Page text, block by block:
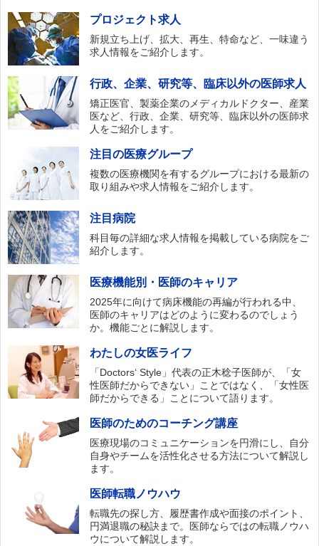
プロジェクト求人
新規立ち上げ、拡大、再生、特命など、一味違う
求人情報をご紹介します。
行政、企業、研究等、臨床以外の医師求人
矯正医官、製薬企業のメディカルドクター、産業
医など、行政、企業、研究等、臨床以外の医師求
人をご紹介します。
注目の医療グループ
複数の医療機関を有するグループにおける最新の
取り組みや求人情報をご紹介します。
注目病院
科目毎の詳細な求人情報を掲載している病院をご
紹介します。
医療機能別・医師のキャリア
2025年に向けて病床機能の再編が行われる中、
医師のキャリアはどのように変わるのでしょう
か。機能ごとに解説します。
わたしの女医ライフ
「Doctors‘ Style」代表の正木稔子医師が、「女
性医師だからできない」ことではなく、「女性医
師だからできる」ことについて語ります。
医師のためのコーチング講座
医療現場のコミュニケーションを円滑にし、自分
自身やチームを活性化させる方法について解説し
ます。
医師転職ノウハウ
転職先の探し方、履歴書作成や面接のポイント、
円満退職の秘訣まで。医師ならではの転職ノウハ
ウについて解説します。